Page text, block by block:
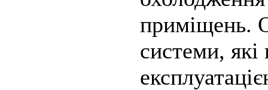
приміщень.
системи,